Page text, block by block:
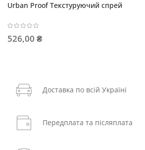
Urban Proof Текстуруючий спрей
526,00 ₴
Доставка по всій Україні
Передплата та післяплата